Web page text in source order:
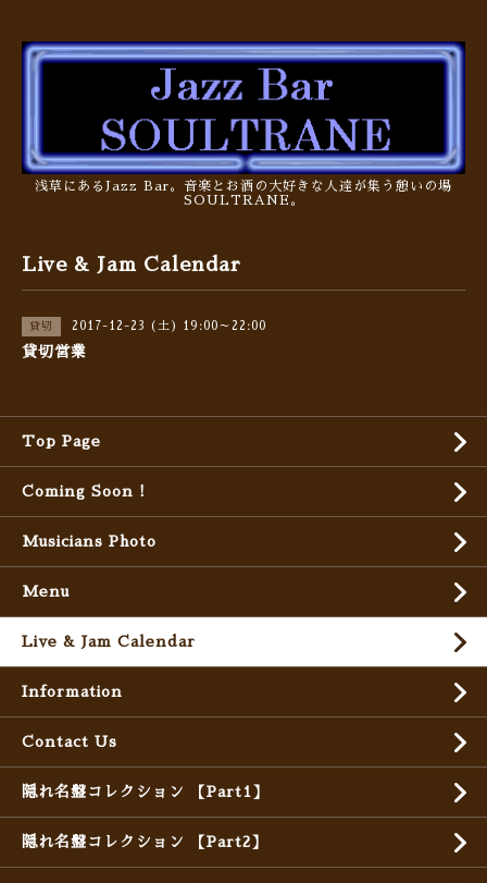
浅草にあるJazz Bar。音楽とお酒の大好きな人達が集う憩いの場
SOULTRANE。
Live & Jam Calendar
貸切 2017-12-23 (土) 19:00～22:00
貸切営業
Top Page
Coming Soon !
Musicians Photo
Menu
Live & Jam Calendar
Information
Contact Us
隠れ名盤コレクション 【Part1】
隠れ名盤コレクション 【Part2】